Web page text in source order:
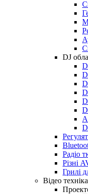
DJ
Радіо
Різні
Грилі
Відео